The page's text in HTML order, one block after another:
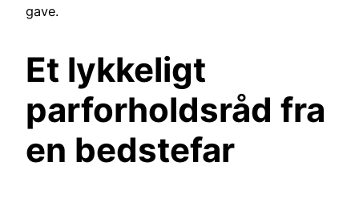
gave.
Et lykkeligt
parforholdsråd fra
en bedstefar